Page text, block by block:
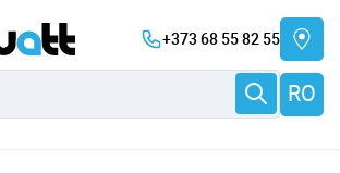
+373 68 55 82 55
RO